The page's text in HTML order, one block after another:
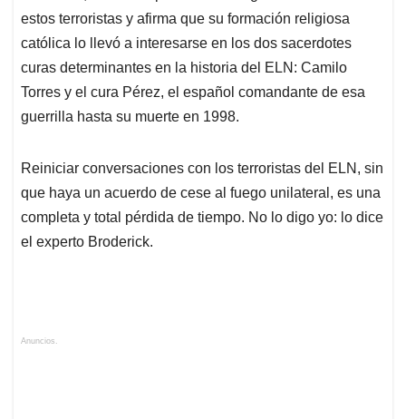
estos terroristas y afirma que su formación religiosa
católica lo llevó a interesarse en los dos sacerdotes
curas determinantes en la historia del ELN: Camilo
Torres y el cura Pérez, el español comandante de esa
guerrilla hasta su muerte en 1998.
Reiniciar conversaciones con los terroristas del ELN, sin
que haya un acuerdo de cese al fuego unilateral, es una
completa y total pérdida de tiempo. No lo digo yo: lo dice
el experto Broderick.
Anuncios.